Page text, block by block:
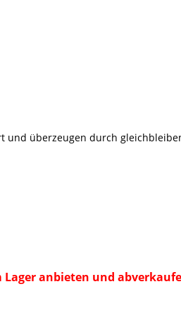
und überzeugen durch
anbieten und